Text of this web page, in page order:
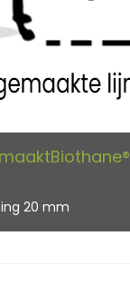
Biothane®
20 mm